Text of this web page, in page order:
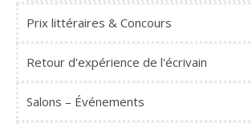
Prix littéraires & Concours
Retour d'expérience de l'écrivain
Salons – Événements